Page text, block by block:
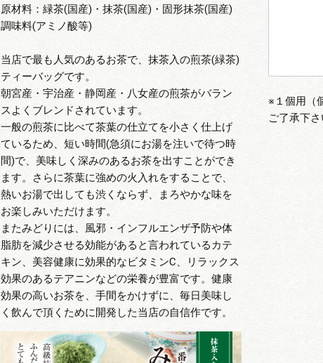
原材料：緑茶(国産)・抹茶(国産)・固形抹茶(国産)
調味料(アミノ酸等)
当店で最も人気のあるお茶で、抹茶入の煎茶(緑茶)
ティーバッグです。
朝宮産・宇治産・静岡産・八女産の煎茶がバラン
スよくブレンドされています。
一般の煎茶に比べて茶葉の仕立てを小さく仕上げ
ているため、短い時間(急須にお湯を注いで待つ時
間)で、美味しく深みのあるお茶を出すことができ
ます。さらに茶葉に強めの火入れをすることで、
熱いお湯で出しても渋くならず、まろやかな味を
お楽しみいただけます。
またみどりには、風邪・インフルエンザ予防や体
脂肪を減少させる効能があると言われているカテ
キン、美容健康に効果的なビタミンC、リラックス
効果のあるテアニンなどの栄養が豊富です。健康
効果の高いお茶を、手間をかけずに、毎日美味し
く飲んで頂くために開発した当店の自信作です。
※１個用（
ご了承下